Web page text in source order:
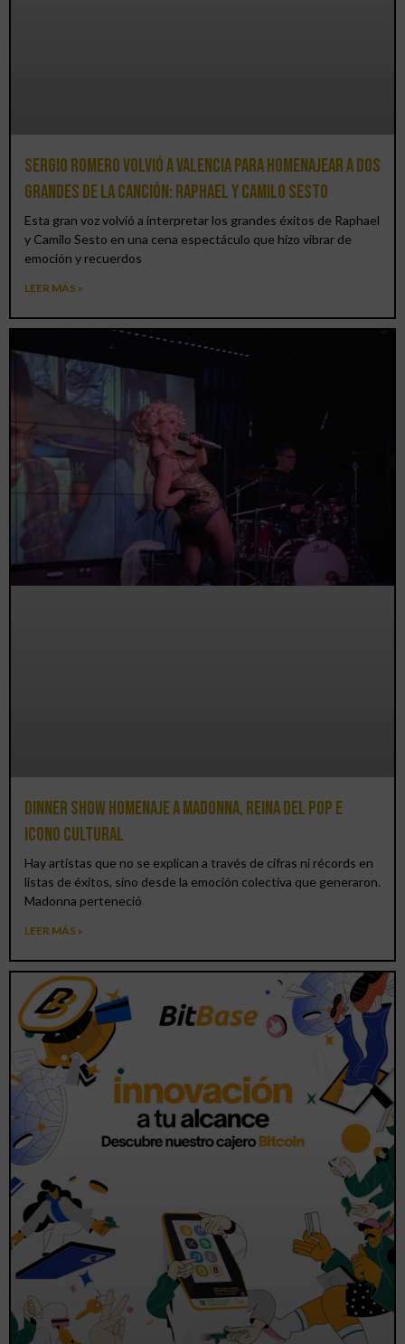
Sergio Romero volvió a Valencia para homenajear a dos
grandes de la canción: Raphael y Camilo Sesto
Esta gran voz volvió a interpretar los grandes éxitos de Raphael
y Camilo Sesto en una cena espectáculo que hizo vibrar de
emoción y recuerdos
LEER MÁS »
Dinner Show homenaje a Madonna, reina del pop e
icono cultural
Hay artistas que no se explican a través de cifras ni récords en
listas de éxitos, sino desde la emoción colectiva que generaron.
Madonna perteneció
LEER MÁS »